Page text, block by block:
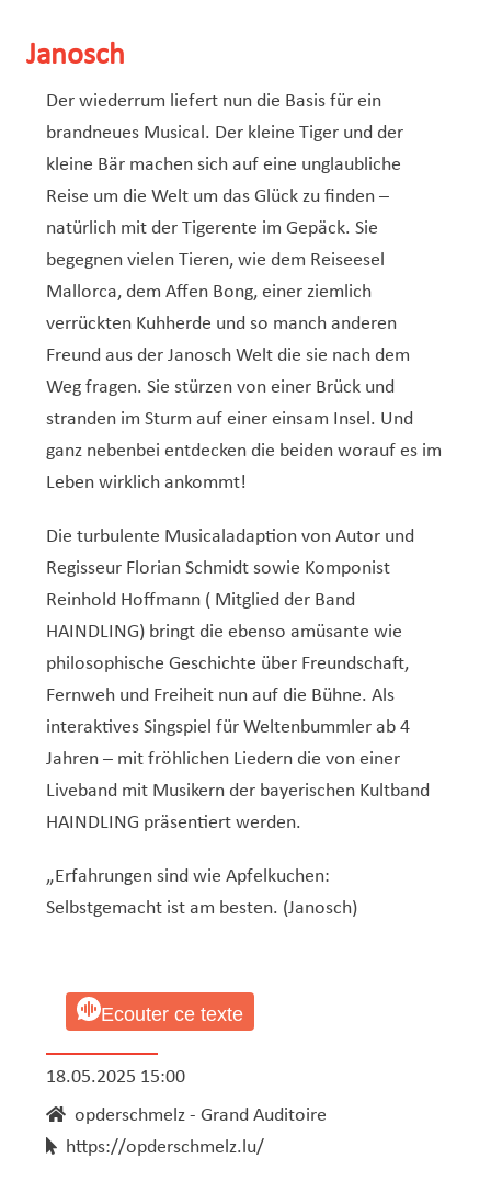
Musée municipal
Service national de la jeunesse (SNJ) – Antenne
Service écologique – Maison verte
Subsides et aides en matière d’environnement
Vélo
Zones 20 & 30
Réserve naturelle Haard
Sentier narratif (Lauschterwee)
Urban Garden NeiSchmelz
Service logement
Pacte Logement 2.0
PAG (Plan d’Aménagement Général)
PAP QE (Plan d’Aménagement Particulier « Quartiers
Existants »)
PAP NQ (Plan d’Aménagement Particulier « Nouveau
Quartier »)
PAP approuvés
PAG/PAP QE – Modifications ponctuelles
PAP NQ
PAP QE
Projets à venir
Shared space
Janosch
Der wiederrum liefert nun die Basis für ein
brandneues Musical. Der kleine Tiger und der
kleine Bär machen sich auf eine unglaubliche
Reise um die Welt um das Glück zu finden –
natürlich mit der Tigerente im Gepäck. Sie
begegnen vielen Tieren, wie dem Reiseesel
Mallorca, dem Affen Bong, einer ziemlich
verrückten Kuhherde und so manch anderen
Freund aus der Janosch Welt die sie nach dem
Weg fragen. Sie stürzen von einer Brück und
stranden im Sturm auf einer einsam Insel. Und
ganz nebenbei entdecken die beiden worauf es im
Leben wirklich ankommt!
Die turbulente Musicaladaption von Autor und
Regisseur Florian Schmidt sowie Komponist
Reinhold Hoffmann ( Mitglied der Band
HAINDLING) bringt die ebenso amüsante wie
philosophische Geschichte über Freundschaft,
Fernweh und Freiheit nun auf die Bühne. Als
interaktives Singspiel für Weltenbummler ab 4
Jahren – mit fröhlichen Liedern die von einer
Liveband mit Musikern der bayerischen Kultband
HAINDLING präsentiert werden.
„Erfahrungen sind wie Apfelkuchen:
Selbstgemacht ist am besten. (Janosch)
Ecouter ce texte
18.05.2025 15:00
opderschmelz - Grand Auditoire
https://opderschmelz.lu/